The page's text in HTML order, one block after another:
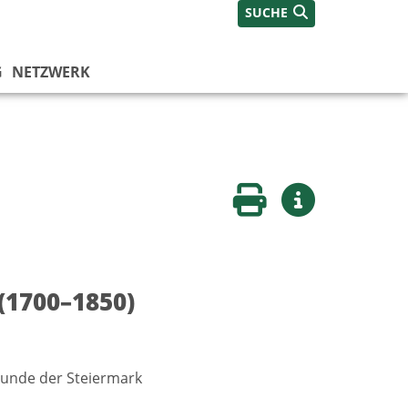
SUCHE
NETZWERK
Seite druckenWeitere Infos
der Steiermark